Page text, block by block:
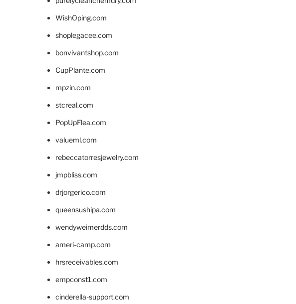
WishOping.com
shoplegacee.com
bonvivantshop.com
CupPlante.com
mpzin.com
stcreal.com
PopUpFlea.com
valueml.com
rebeccatorresjewelry.com
jmpbliss.com
drjorgerico.com
queensushipa.com
wendyweimerdds.com
ameri-camp.com
hrsreceivables.com
empconst1.com
cinderella-support.com